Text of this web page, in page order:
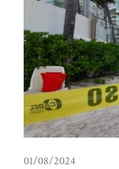
01/08/2024